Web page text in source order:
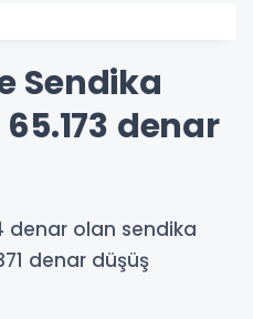
Sendika
denar
denar olan sendika
denar düşüş